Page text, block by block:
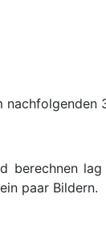
nachfolgenden
berechnen
paar Bildern.